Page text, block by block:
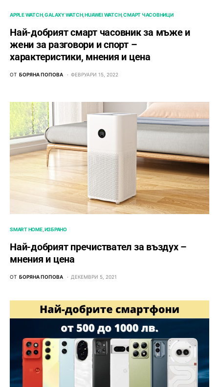
APPLE WATCH GALAXY WATCH HUAWEI WATCH СМАРТ ЧАСОВНИЦИ
Най-добрият смарт часовник за мъже и
жени за разговори и спорт –
характеристики, мнения и цена
ОТ БОРЯНА ПОПОВА ФЕВРУАРИ 15, 2022
SMART HOME ИЗБРАНО
Най-добрият пречиствател за въздух –
мнения и цена
ОТ БОРЯНА ПОПОВА ДЕКЕМВРИ 5, 2021